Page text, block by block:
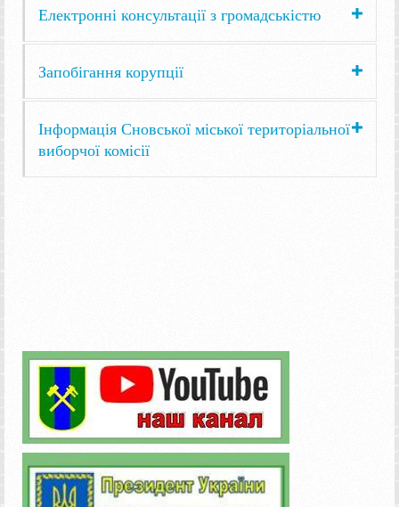
Електронні консультації з громадськістю
Запобігання корупції
Інформація Сновської міської територіальної
виборчої комісії